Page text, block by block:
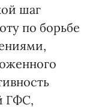
шаг
по борьбе
ГФС,